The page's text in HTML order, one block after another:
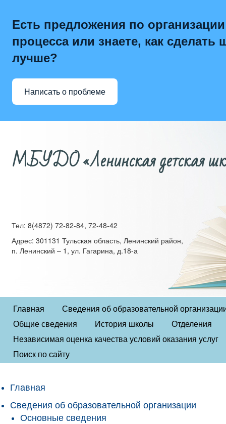
Есть предложения по
процесса или знаете, как сделать
лучше?
Написать о проблеме
МБУДО «Ленинская детская
Тел: 8(4872) 72-82-84, 72-48-42
Адрес: 301131 Тульская область, Ленинский район,
п. Ленинский – 1, ул. Гагарина, д.18-а
Главная
Сведения об образовательной
Общие сведения
История школы
Отделения
Независимая оценка качества условий оказания услуг
Поиск по сайту
Главная
Сведения об образовательной организации
Основные сведения